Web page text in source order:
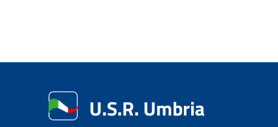
U.S.R. Umbria